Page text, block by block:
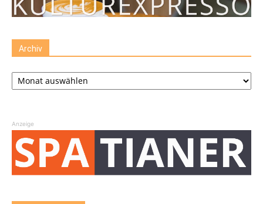
Archiv
Archiv
Anzeige